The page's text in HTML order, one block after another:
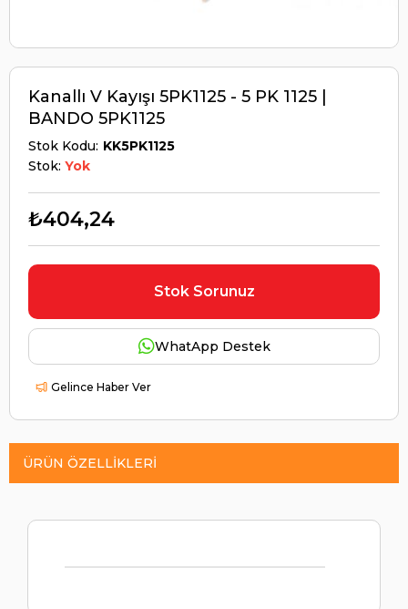
Kanallı V Kayışı 5PK1125 - 5 PK 1125 |
BANDO 5PK1125
Stok Kodu KK5PK1125
Stok: Yok
₺404,24
Stok Sorunuz
WhatApp Destek
Gelince Haber Ver
ÜRÜN ÖZELLIKLERI